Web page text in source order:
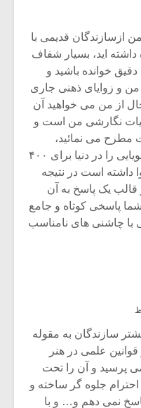
ازسازندگان قدیمی با
اید، بسیار شفاف
خوانده باشید و
من و زوایای ذهنی جاری
از من می خواهید آن
نگارشی من است و
مطرح می نمائید،
موضوعاتی است که هر سازنده پویایی را در دنیا برای ۴۰۰
داشته است در نتیجه
قالب یک پاسخ به آن
پاسخی کوتاه و جامع
با چاشنی های نامناسب
سازندگان به مقوله
علمی در هنر
پرسید و آن را تحت
جلوه گر ساخته و
نمی دهم و… و با